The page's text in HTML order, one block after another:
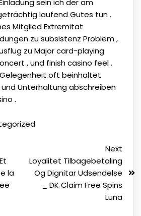
laufend Gutes tun .
Mitglied Extremität
zu subsistenz Problem ,
zu Major card-playing
, und finish casino feel .
Gelegenheit oft beinhaltet
und Unterhaltung abschreiben
.
la
Next
Loyalitet Tilbagebetaling
Og Dignitar Udsendelse
_ DK Claim Free Spins
Luna